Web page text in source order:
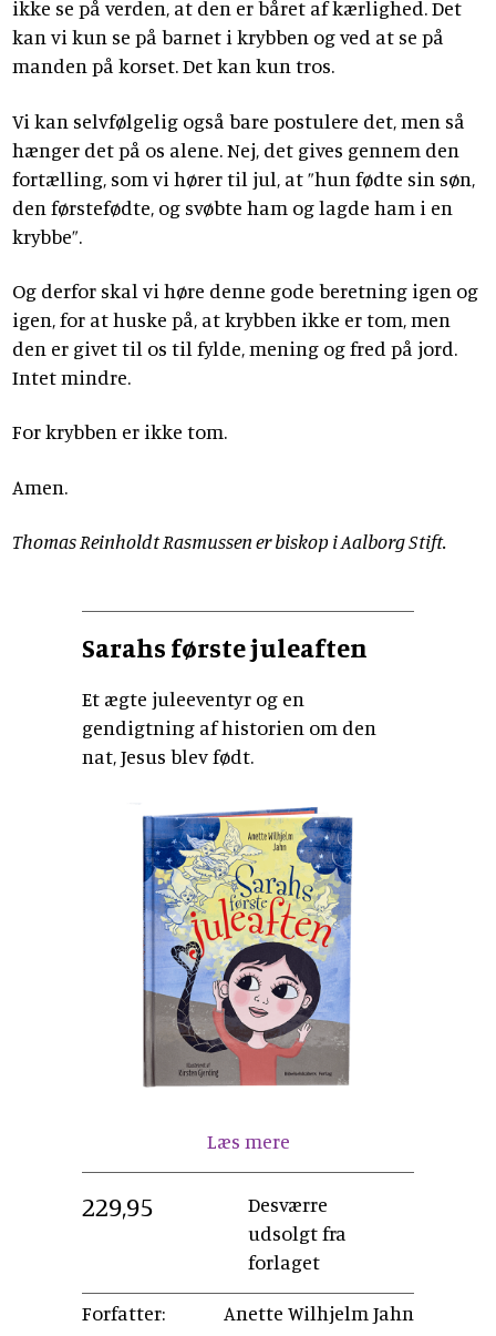
ikke se på verden, at den er båret af kærlighed. Det
kan vi kun se på barnet i krybben og ved at se på
manden på korset. Det kan kun tros.
Vi kan selvfølgelig også bare postulere det, men så
hænger det på os alene. Nej, det gives gennem den
fortælling, som vi hører til jul, at ”hun fødte sin søn,
den førstefødte, og svøbte ham og lagde ham i en
krybbe”.
Og derfor skal vi høre denne gode beretning igen og
igen, for at huske på, at krybben ikke er tom, men
den er givet til os til fylde, mening og fred på jord.
Intet mindre.
For krybben er ikke tom.
Amen.
Thomas Reinholdt Rasmussen er biskop i Aalborg Stift.
Sarahs første juleaften
Et ægte juleeventyr og en
gendigtning af historien om den
nat, Jesus blev født.
Læs mere
229,95
Desværre
udsolgt fra
forlaget
Forfatter:
Anette Wilhjelm Jahn